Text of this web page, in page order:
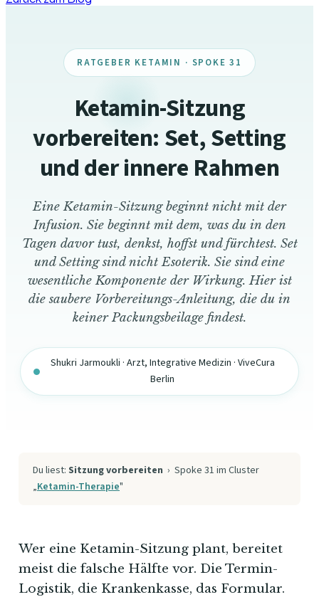
RATGEBER KETAMIN · SPOKE 31
Ketamin-Sitzung
vorbereiten: Set, Setting
und der innere Rahmen
Eine Ketamin-Sitzung beginnt nicht mit der
Infusion. Sie beginnt mit dem, was du in den
Tagen davor tust, denkst, hoffst und fürchtest. Set
und Setting sind nicht Esoterik. Sie sind eine
wesentliche Komponente der Wirkung. Hier ist
die saubere Vorbereitungs-Anleitung, die du in
keiner Packungsbeilage findest.
Shukri Jarmoukli · Arzt, Integrative Medizin · ViveCura
Berlin
Du liest: Sitzung vorbereiten › Spoke 31 im Cluster
„Ketamin-Therapie"
Wer eine Ketamin-Sitzung plant, bereitet
meist die falsche Hälfte vor. Die Termin-
Logistik, die Krankenkasse, das Formular.